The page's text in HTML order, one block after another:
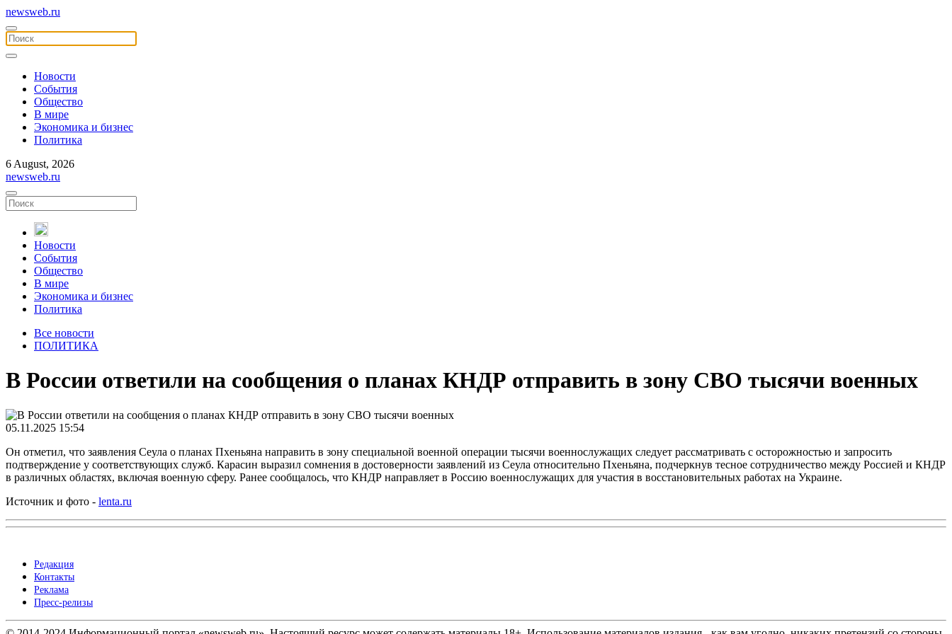
newsweb.ru
Новости
События
Общество
В мире
Экономика и бизнес
Политика
6 August, 2026
newsweb.ru
Новости
События
Общество
В мире
Экономика и бизнес
Политика
Все новости
ПОЛИТИКА
В России ответили на сообщения о планах КНДР отправить в зону СВО тысячи военных
05.11.2025 15:54
Он отметил, что заявления Сеула о планах Пхеньяна направить в зону специальной военной операции тысячи военнослужащих следует рассматривать с осторожностью и запросить
подтверждение у соответствующих служб. Карасин выразил сомнения в достоверности заявлений из Сеула относительно Пхеньяна, подчеркнув тесное сотрудничество между Россией и КНДР
в различных областях, включая военную сферу. Ранее сообщалось, что КНДР направляет в Россию военнослужащих для участия в восстановительных работах на Украине.
Источник и фото - lenta.ru
Редакция
Контакты
Реклама
Пресс-релизы